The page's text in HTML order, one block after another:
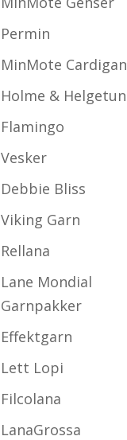
Permin
MinMote Cardigan
Holme & Helgetun
Flamingo
Vesker
Debbie Bliss
Viking Garn
Rellana
Lane Mondial
Garnpakker
Effektgarn
Lett Lopi
Filcolana
LanaGrossa